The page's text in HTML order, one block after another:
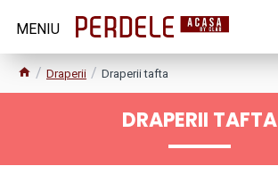
Draperii Draperii tafta
DRAPERII TAFTA